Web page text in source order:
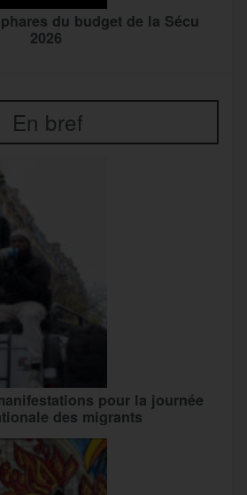
du budget de la Sécu
2026
En bref
pour la journée
des migrants